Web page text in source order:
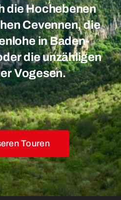
die Hochebenen
Cevennen, die
in Baden-
die unzähligen
Vogesen.
Touren